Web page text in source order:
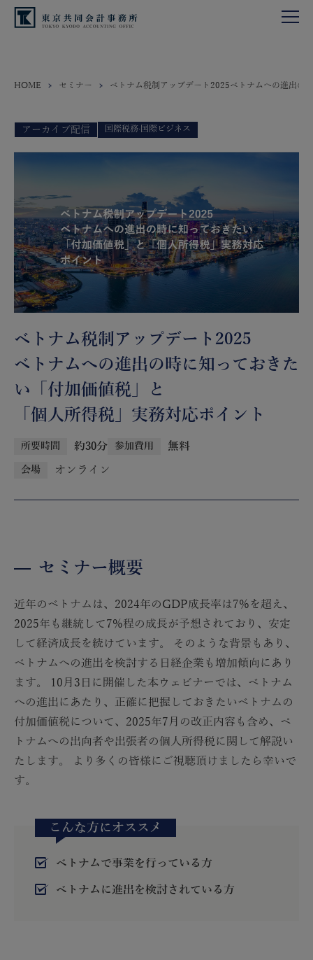
HOME セミナー ベトナム税制アップデート2025ベトナムへの進出の
アーカイブ配信 国際税務·国際ビジネス
ベトナム税制アップデート2025
ベトナムへの進出の時に知っておきた
い「付加価値税」と
「個人所得税」実務対応ポイント
所要時間 約30分 参加費用 無料
会場 オンライン
セミナー概要
近年のベトナムは、2024年のGDP成長率は7%を超え、
2025年も継統して7%程の成長が予想されており、安定
して経済成長を続けています。 そのような背景もあり、
ベトナムへの進出を検討する日経企業も増加傾向にあり
ます。 10月3日に開催した本ウェビナーでは、ベトナム
への進出にあたり、正確に把握しておきたいベトナムの
付加価値税について、2025年7月の改正内容も含め、ペ
トナムへの出向者や出張者の個人所得税に関して解説い
たします。 より多くの皆様にご視聴頂けましたら幸いで
す。
こんな方にオススメ
ベトナムで事業を行っている方
ベトナムに進出を検討されている方